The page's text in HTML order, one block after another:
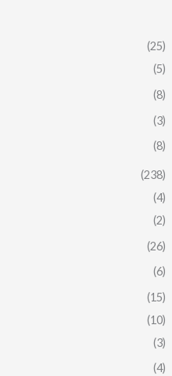
(25)
(5)
(8)
(3)
(8)
(238)
(4)
(2)
(26)
(6)
(15)
(10)
(3)
(4)